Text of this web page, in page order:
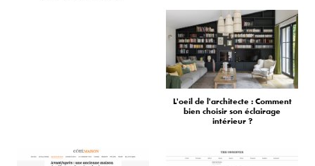
L'oeil de l'architecte : Comment
bien choisir son éclairage
intérieur ?